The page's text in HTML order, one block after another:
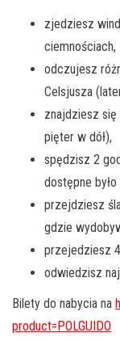
zjedziesz
ciemnościach,
odczujesz
Celsjusza
znajdziesz
pięter w dół),
spędzisz 2
dostępne
przejdziesz
gdzie
przejedziesz
odwiedzisz
Bilety do nabycia na
product=POLGUIDO